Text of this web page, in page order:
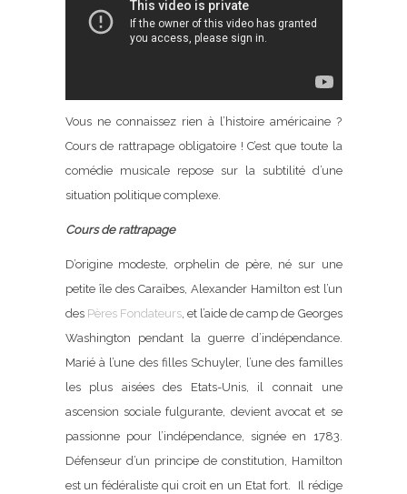
Vous ne connaissez rien à l’histoire américaine ?
Cours de rattrapage obligatoire ! C’est que toute la
comédie musicale repose sur la subtilité d’une
situation politique complexe.
Cours de rattrapage
D’origine modeste, orphelin de père, né sur une
petite île des Caraïbes, Alexander Hamilton est l’un
des Pères Fondateurs, et l’aide de camp de Georges
Washington pendant la guerre d’indépendance.
Marié à l’une des filles Schuyler, l’une des familles
les plus aisées des Etats-Unis, il connait une
ascension sociale fulgurante, devient avocat et se
passionne pour l’indépendance, signée en 1783.
Défenseur d’un principe de constitution, Hamilton
est un fédéraliste qui croit en un Etat fort. Il rédige